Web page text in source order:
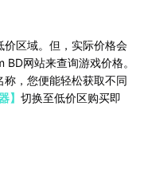
区域。但，实际价格会
网站来查询游戏价格。
，您便能轻松获取不同
】 切换至低价区购买即